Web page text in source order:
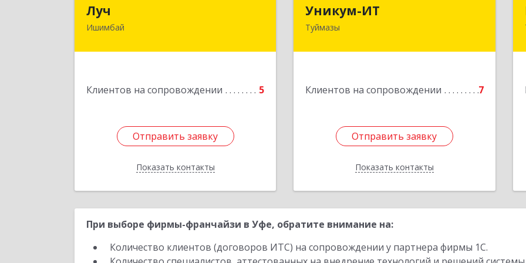
Луч
Ишимбай
Клиентов на сопровождении 5
Отправить заявку
Показать контакты
Подробнее
Отправить заявку
Назад
Уникум-ИТ
Туймазы
Клиентов на сопровождении 7
Отправить заявку
Показать контакты
Подробнее
Отправить заявку
Назад
При выборе фирмы-франчайзи в Уфе, обратите внимание на:
Количество клиентов (договоров ИТС) на сопровождении у партнера фирмы 1С.